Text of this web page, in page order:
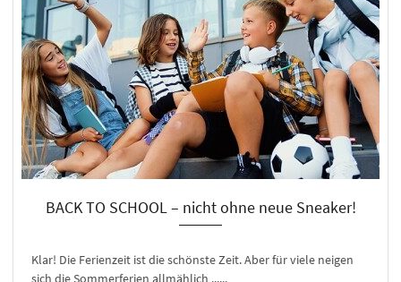
BACK TO SCHOOL – nicht ohne neue Sneaker!
Klar! Die Ferienzeit ist die schönste Zeit. Aber für viele neigen
sich die Sommerferien allmählich ......